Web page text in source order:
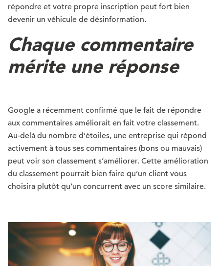
répondre et votre propre inscription peut fort bien
devenir un véhicule de désinformation.
Chaque commentaire
mérite une réponse
Google a récemment confirmé que le fait de répondre
aux commentaires améliorait en fait votre classement.
Au-delà du nombre d’étoiles, une entreprise qui répond
activement à tous ses commentaires (bons ou mauvais)
peut voir son classement s’améliorer. Cette amélioration
du classement pourrait bien faire qu’un client vous
choisira plutôt qu’un concurrent avec un score similaire.